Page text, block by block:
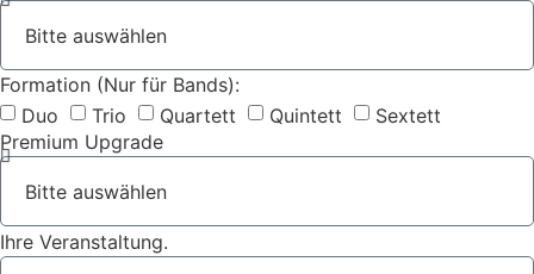
Formation (Nur für Bands):
Duo
Trio Quartett Quintett
Sextett
Premium Upgrade
Ihre Veranstaltung.